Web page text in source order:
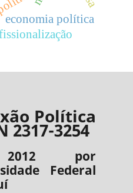
economia política
Política
2317-3254
por
Federal